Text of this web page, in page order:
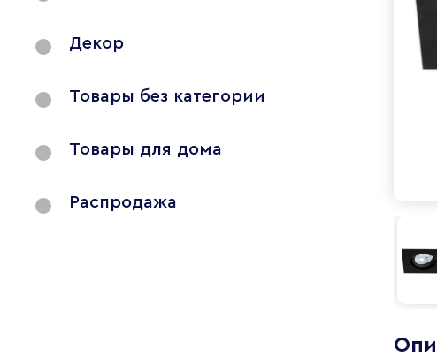
Декор
Товары без категории
Товары для дома
Распродажа